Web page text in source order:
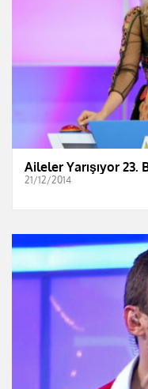
Aileler Yarışıyor 23.
21/12/2014